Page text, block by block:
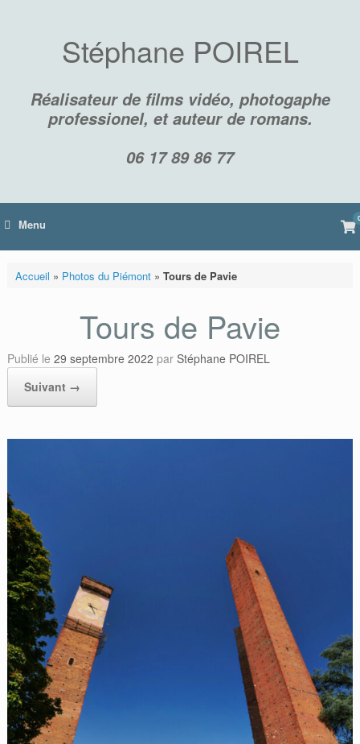
Stéphane POIREL
Réalisateur de films vidéo, photogaphe
professionel, et auteur de romans.
06 17 89 86 77
Menu 0
Accueil » Photos du Piémont» Tours de Pavie
Tours de Pavie
Publié le 29 septembre 2022 par Stéphane POIREL
Suivant →